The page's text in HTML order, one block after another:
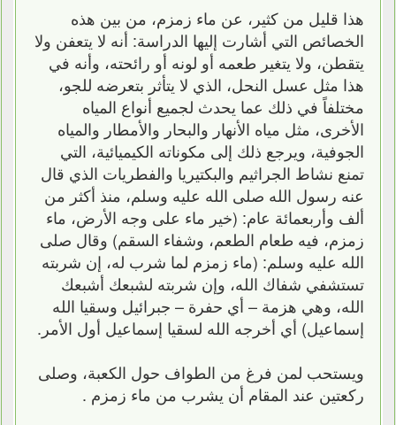
هذا قليل من كثير، عن ماء زمزم، من بين هذه
الخصائص التي أشارت إليها الدراسة: أنه لا يتعفن ولا
يتقطن، ولا يتغير طعمه أو لونه أو رائحته، وأنه في
هذا مثل عسل النحل، الذي لا يتأثر بتعرضه للجو،
مختلفاً في ذلك عما يحدث لجميع أنواع المياه
الأخرى، مثل مياه الأنهار والبحار والأمطار والمياه
الجوفية، ويرجع ذلك إلى مكوناته الكيميائية، التي
تمنع نشاط الجراثيم والبكتيريا والفطريات الذي قال
عنه رسول الله صلى الله عليه وسلم، منذ أكثر من
ألف وأربعمائة عام: (خير ماء على وجه الأرض، ماء
زمزم، فيه طعام الطعم، وشفاء السقم) وقال صلى
الله عليه وسلم: (ماء زمزم لما شرب له، إن شربته
تستشفي شفاك الله، وإن شربته لشبعك أشبعك
الله، وهي هزمة – أي حفرة – جبرائيل وسقيا الله
إسماعيل) أي أخرجه الله لسقيا إسماعيل أول الأمر.
ويستحب لمن فرغ من الطواف حول الكعبة، وصلى
ركعتين عند المقام أن يشرب من ماء زمزم .